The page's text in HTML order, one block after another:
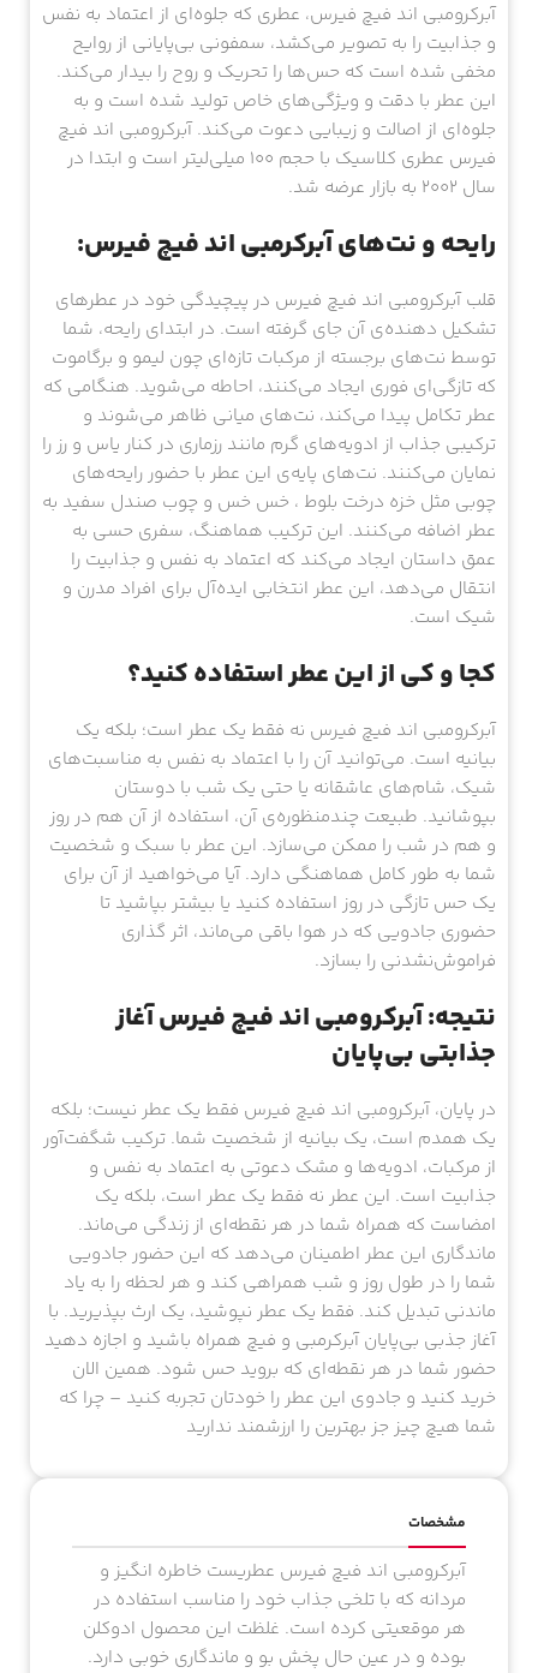
آبرکرومبی اند فیچ فیرس، عطری که جلوه‌‌ای از اعتماد به نفس
و جذابیت را به تصویر می‌کشد، سمفونی بی‌پایانی از روایح
مخفی شده است که حس‌ها را تحریک و روح را بیدار می‌کند.
این عطر با دقت و ویژگی‌های خاص تولید شده است و به
جلوه‌ای از اصالت و زیبایی دعوت می‌کند. آبرکرومبی اند فیچ
فیرس عطری کلاسیک با حجم 100 میلی‌لیتر است و ابتدا در
سال ۲۰۰۲ به بازار عرضه شد.
رایحه و نت‌های آبرکرمبی اند فیچ فیرس:
قلب آبرکرومبی اند فیچ فیرس در پیچیدگی خود در عطرهای
تشکیل دهنده‌ی آن جای گرفته است. در ابتدای رایحه، شما
توسط نت‌های برجسته از مرکبات تازه‌ای چون لیمو و برگاموت
که تازگی‌ای فوری ایجاد می‌کنند، احاطه می‌شوید. هنگامی که
عطر تکامل پیدا می‌کند، نت‌های میانی ظاهر می‌شوند و
ترکیبی جذاب از ادویه‌های گرم مانند رزماری در کنار یاس و رز را
نمایان می‌کنند. نت‌های پایه‌ی این عطر با حضور رایحه‌های
چوبی مثل خزه درخت بلوط ، خس خس و چوب صندل سفید به
عطر اضافه می‌کنند. این ترکیب هماهنگ، سفری حسی به
عمق داستان ایجاد می‌کند که اعتماد به نفس و جذابیت را
انتقال می‌دهد، این عطر انتخابی ایده‌آل برای افراد مدرن و
شیک است.
کجا و کی از این عطر استفاده کنید؟
آبرکرومبی اند فیچ فیرس نه فقط یک عطر است؛ بلکه یک
بیانیه است. می‌توانید آن را با اعتماد به نفس به مناسبت‌های
شیک، شام‌های عاشقانه یا حتی یک شب با دوستان
بپوشانید. طبیعت چندمنظوره‌ی آن، استفاده از آن هم در روز
و هم در شب را ممکن می‌سازد. این عطر با سبک و شخصیت
شما به طور کامل هماهنگی دارد. آیا می‌خواهید از آن برای
یک حس تازگی در روز استفاده کنید یا بیشتر بپاشید تا
حضوری جادویی که در هوا باقی می‌ماند، اثر گذاری
فراموش‌نشدنی را بسازد.
نتیجه: آبرکرومبی اند فیچ فیرس آغاز
جذابتی بی‌پایان
در پایان، آبرکرومبی اند فیچ فیرس فقط یک عطر نیست؛ بلکه
یک همدم است، یک بیانیه از شخصیت شما. ترکیب شگفت‌آور
از مرکبات، ادویه‌ها و مشک دعوتی به اعتماد به نفس و
جذابیت است. این عطر نه فقط یک عطر است، بلکه یک
امضاست که همراه شما در هر نقطه‌ای از زندگی می‌ماند.
ماندگاری این عطر اطمینان می‌دهد که این حضور جادویی
شما را در طول روز و شب همراهی کند و هر لحظه را به یاد
ماندنی تبدیل کند. فقط یک عطر نپوشید، یک ارث بپذیرید. با
آغاز جذبی بی‌پایان آبرکرمبی و فیچ همراه باشید و اجازه دهید
حضور شما در هر نقطه‌ای که بروید حس شود. همین الان
خرید کنید و جادوی این عطر را خودتان تجربه کنید – چرا که
شما هیچ چیز جز بهترین را ارزشمند ندارید
مشخصات
آبرکرومبی اند فیچ فیرس عطریست خاطره انگیز و
مردانه که با تلخی جذاب خود را مناسب استفاده در
هر موقعیتی کرده است. غلظت این محصول ادوکلن
بوده و در عین حال پخش بو و ماندگاری خوبی دارد.